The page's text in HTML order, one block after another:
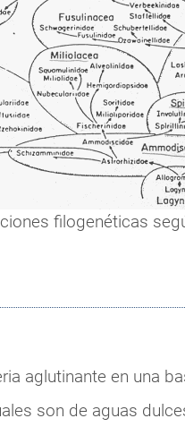
filogenéticas
aglutinante en una
son de aguas